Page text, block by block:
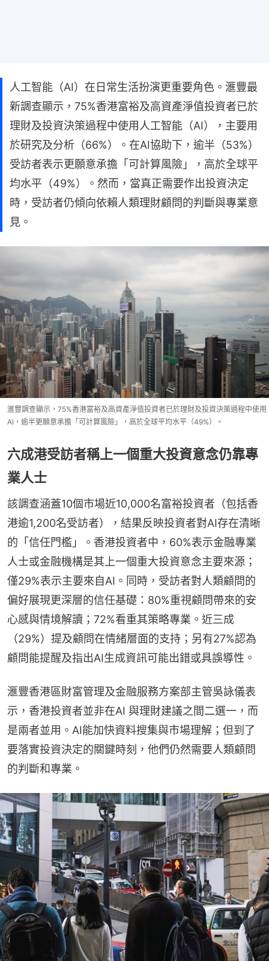
人工智能（AI）在日常生活扮演更重要角色。滙豐最
新調查顯示，75%香港富裕及高資產淨值投資者已於
理財及投資決策過程中使用人工智能（AI），主要用
於研究及分析（66%）。在AI協助下，逾半（53%）
受訪者表示更願意承擔「可計算風險」，高於全球平
均水平（49%）。然而，當真正需要作出投資決定
時，受訪者仍傾向依賴人類理財顧問的判斷與專業意
見。
滙豐調查顯示，75%香港富裕及高資產淨值投資者已於理財及投資決策過程中使用
AI，逾半更願意承擔「可計算風險」，高於全球平均水平（49%）。
六成港受訪者稱上一個重大投資意念仍靠專
業人士
該調查涵蓋10個市場近10,000名富裕投資者（包括香
港逾1,200名受訪者），結果反映投資者對AI存在清晰
的「信任門檻」。香港投資者中，60%表示金融專業
人士或金融機構是其上一個重大投資意念主要來源；
僅29%表示主要來自AI。同時，受訪者對人類顧問的
偏好展現更深層的信任基礎：80%重視顧問帶來的安
心感與情境解讀；72%看重其策略專業。近三成
（29%）提及顧問在情緒層面的支持；另有27%認為
顧問能提醒及指出AI生成資訊可能出錯或具誤導性。
滙豐香港區財富管理及金融服務方案部主管吳詠儀表
示，香港投資者並非在AI 與理財建議之間二選一，而
是兩者並用。AI能加快資料搜集與市場理解；但到了
要落實投資決定的關鍵時刻，他們仍然需要人類顧問
的判斷和專業。